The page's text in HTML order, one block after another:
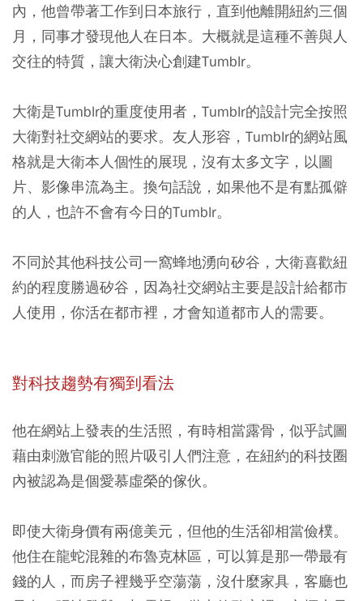
內，他曾帶著工作到日本旅行，直到他離開紐約三個
月，同事才發現他人在日本。大概就是這種不善與人
交往的特質，讓大衛決心創建Tumblr。
大衛是Tumblr的重度使用者，Tumblr的設計完全按照
大衛對社交網站的要求。友人形容，Tumblr的網站風
格就是大衛本人個性的展現，沒有太多文字，以圖
片、影像串流為主。換句話說，如果他不是有點孤僻
的人，也許不會有今日的Tumblr。
不同於其他科技公司一窩蜂地湧向矽谷，大衛喜歡紐
約的程度勝過矽谷，因為社交網站主要是設計給都市
人使用，你活在都市裡，才會知道都市人的需要。
對科技趨勢有獨到看法
他在網站上發表的生活照，有時相當露骨，似乎試圖
藉由刺激官能的照片吸引人們注意，在紐約的科技圈
內被認為是個愛慕虛榮的傢伙。
即使大衛身價有兩億美元，但他的生活卻相當儉樸。
他住在龍蛇混雜的布魯克林區，可以算是那一帶最有
錢的人，而房子裡幾乎空蕩蕩，沒什麼家具，客廳也